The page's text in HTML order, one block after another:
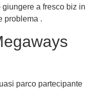
a fresco biz in
problema .
parco partecipante